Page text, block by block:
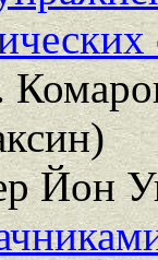
Йон